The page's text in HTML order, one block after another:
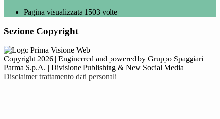
Pagina visualizzata 1503 volte
Sezione Copyright
Copyright 2026 | Engineered and powered by Gruppo Spaggiari
Parma S.p.A. | Divisione Publishing & New Social Media
Disclaimer trattamento dati personali